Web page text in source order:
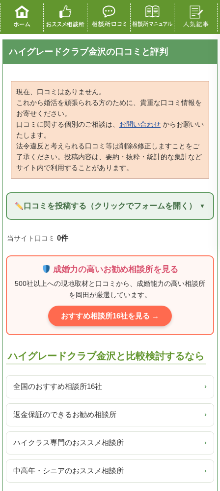
ハイグレードクラブ金沢の口コミと評判
現在、口コミはありません。
これから婚活を頑張られる方のために、貴重な口コミ情報を
お寄せください。
口コミに関する個別のご相談は、 お問い合わせ からお願いい
たします。
法令違反と考えられる口コミ等は削除&修正しますことをご
了承ください。投稿内容は、要約・抜粋・統計的な集計など
サイト内で利用することがあります。
口コミを投稿する（クリックでフォームを開く）
当サイト口コミ 0件
成婚力の高いお勧め相談所を見る
500社以上への現地取材と口コミから、成婚能力の高い相談所
を岡田が厳選しています。
おすすめ相談所16社を見る →
ハイグレードクラブ金沢と比較検討するなら
全国のおすすめ相談所16社 ›
返金保証のできるお勧め相談所 ›
ハイクラス専門のおススメ相談所 ›
中高年・シニアのおススメ相談所 ›